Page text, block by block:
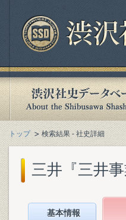
トップ 検索結果 - 社史詳細
三井『三井
基本情報